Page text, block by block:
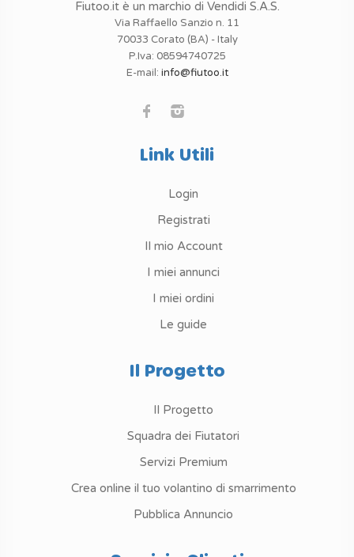
Fiutoo.it è un marchio di Vendidi S.A.S.
Via Raffaello Sanzio n. 11
70033 Corato (BA) - Italy
P.Iva: 08594740725
E-mail: info@fiutoo.it
Link Utili
Login
Registrati
Il mio Account
I miei annunci
I miei ordini
Le guide
Il Progetto
Il Progetto
Squadra dei Fiutatori
Servizi Premium
Crea online il tuo volantino di smarrimento
Pubblica Annuncio